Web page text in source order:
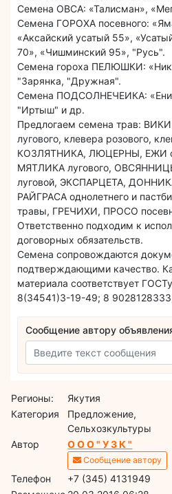
Семена ОВСА: «Талисман»,
Семена ГОРОХА посевного:
«Аксайский усатый 55»,
70», «Чишминский 95», "Русь".
Семена гороха ПЕЛЮШКИ:
"Зарянка, "Дружная".
Семена ПОДСОЛНЕЧЕИКА:
"Иртыш" и др.
Предлогаем семена трав:
лугового, клевера розового,
КОЗЛЯТНИКА, ЛЮЦЕРНЫ, ЕЖИ
МЯТЛИКА лугового,
луговой, ЭКСПАРЦЕТА,
РАЙГРАСА однолетнего и
травы, ГРЕЧИХИ, ПРОСО
Ответственно подходим к
договорных обязательств.
Семена сопровождаются
подтверждающими качество.
материала соответствует
8(34541)3-19-49; 8
Сообщение автору
Регионы:
Якутия
Категория
Предложение,
Сельхозкультуры
Автор
О О О " У З К "
Сообщение автору
Телефон
+7 (345) 4131949